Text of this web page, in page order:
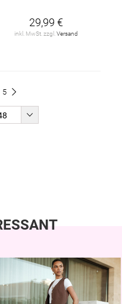
29,99 €
inkl. MwSt. zzgl. Versand
Seite
5